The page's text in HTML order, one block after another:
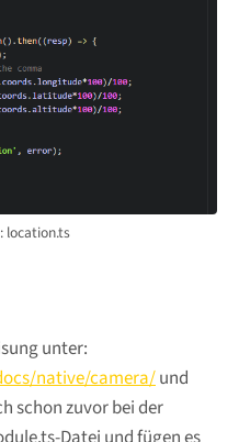
location.ts
unter:
native/camera/und
schon zuvor bei der